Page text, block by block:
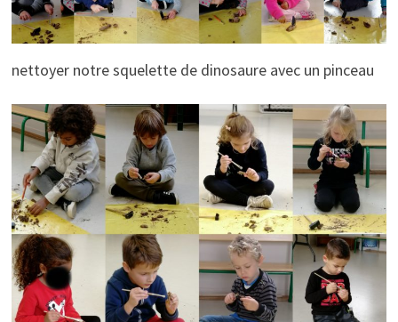
nettoyer notre squelette de dinosaure avec un pinceau